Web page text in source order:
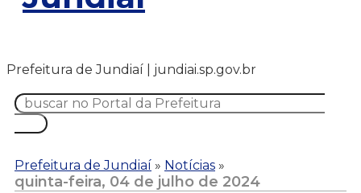
Prefeitura de Jundiaí | jundiai.sp.gov.br
Prefeitura de Jundiaí » Notícias »
quinta-feira, 04 de julho de 2024